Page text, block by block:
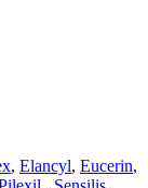
, Elancyl, Eucerin,